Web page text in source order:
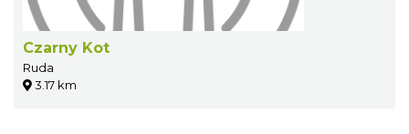
Czarny Kot
Ruda
3.17 km